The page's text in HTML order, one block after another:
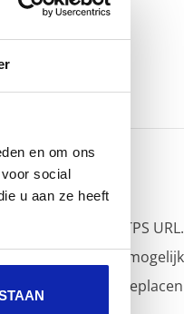
en om ons
social
u aan ze heeft
naar een HTTPS
database. Een
de nodige URL's